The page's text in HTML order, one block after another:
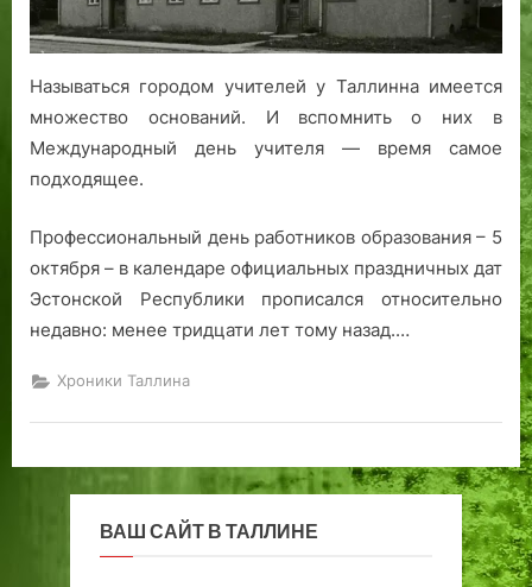
Называться городом учителей у Таллинна имеется
множество оснований. И вспомнить о них в
Международный день учителя — время самое
подходящее.
Профессиональный день работников образования – 5
октября – в календаре официальных праздничных дат
Эстонской Республики прописался относительно
недавно: менее тридцати лет тому назад.…
Хроники Таллина
ВАШ САЙТ В ТАЛЛИНЕ